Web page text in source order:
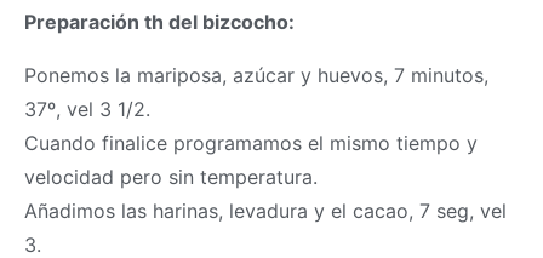
Preparación th del bizcocho:
Ponemos la mariposa, azúcar y huevos, 7 minutos,
37º, vel 3 1/2.
Cuando finalice programamos el mismo tiempo y
velocidad pero sin temperatura.
Añadimos las harinas, levadura y el cacao, 7 seg, vel
3.